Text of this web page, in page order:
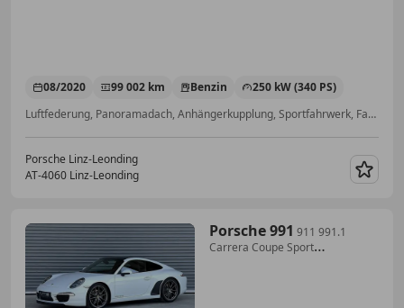
08/2020 99 002 km Benzin
250 kW (340 PS)
Luftfederung, Panoramadach, Anhängerkupplung, Sportfahrwerk, Fahrerairbag, Einparkhilfe Rückfahrkamera, ABS, Einparkhilfe selbstlenkendes System
Porsche Linz-Leonding
AT-4060 Linz-Leonding
Porsche 991 911 991.1
Carrera Coupe Sport